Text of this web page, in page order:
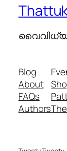
Blog
About
FAQs
Authors